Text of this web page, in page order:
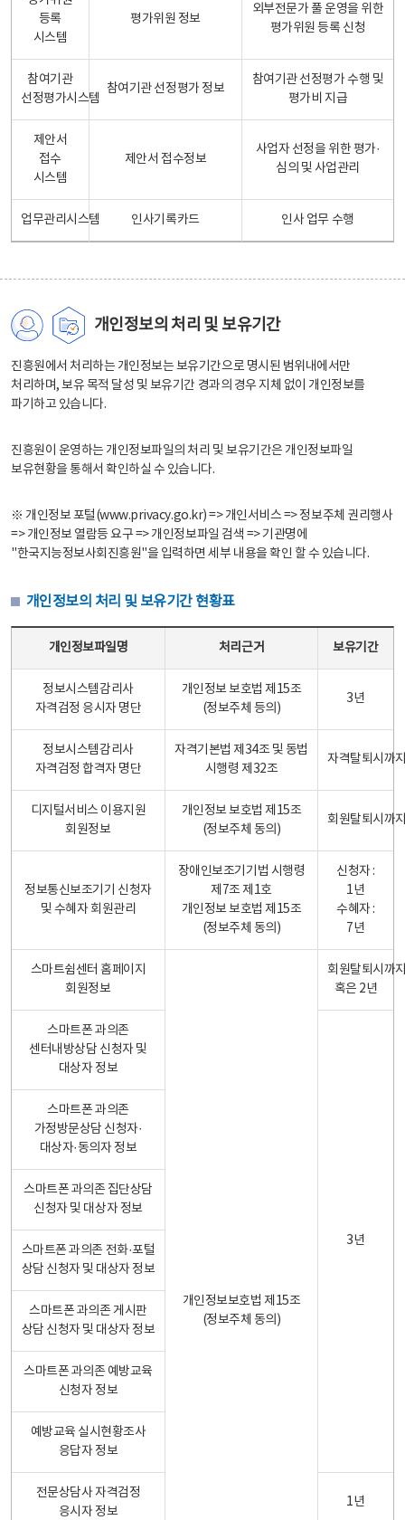
등록
시스템
평가위원 정보
외부전문가 풀 운영을 위한
평가위원 등록 신청
참여기관
선정평가시스템
참여기관 선정평가 정보
참여기관 선정평가 수행 및
평가비 지급
제안서
접수
시스템
제안서 접수정보
사업자 선정을 위한 평가·
심의 및 사업관리
업무관리시스템 인사기록카드 인사 업무 수행
개인정보의 처리 및 보유기간
진흥원에서 처리하는 개인정보는 보유기간으로 명시된 범위내에서만
처리하며, 보유 목적 달성 및 보유기간 경과의 경우 지체 없이 개인정보를
파기하고 있습니다.
진흥원이 운영하는 개인정보파일의 처리 및 보유기간은 개인정보파일
보유현황을 통해서 확인하실 수 있습니다.
※ 개인정보 포털(www.privacy.go.kr) => 개인서비스 => 정보주체 권리행사
=> 개인정보 열람등 요구 => 개인정보파일 검색 => 기관명에
"한국지능정보사회진흥원"을 입력하면 세부 내용을 확인 할 수 있습니다.
개인정보의 처리 및 보유기간 현황표
개인정보파일명 처리근거 보유기간
정보시스템감리사
자격검정 응시자 명단
개인정보 보호법 제15조
(정보주체 등의)
3년
정보시스템감리사
자격검정 합격자 명단
자격기본법 제34조 및 동법
시행령 제32조
자격탈퇴시까
디지털서비스 이용지원
회원정보
개인정보 보호법 제15조
(정보주체 동의)
회원탈퇴시까
정보통신보조기기 신청자
및 수혜자 회원관리
장애인보조기기법 시행령
제7조 제1호
개인정보 보호법 제15조
(정보주체 동의)
신청자 :
1년
수혜자 :
7년
스마트쉼센터 홈페이지
회원정보
개인정보보호법 제15조
(정보주체 동의)
회원탈퇴시까
혹은 2년
스마트폰 과의존
센터내방상담 신청자 및
대상자 정보
3년
스마트폰 과의존
가정방문상담 신청자·
대상자·동의자 정보
스마트폰 과의존 집단상담
신청자 및 대상자 정보
스마트폰 과의존 전화·포털
상담 신청자 및 대상자 정보
스마트폰 과의존 게시판
상담 신청자 및 대상자 정보
스마트폰 과의존 예방교육
신청자 정보
예방교육 실시현황조사
응답자 정보
전문상담사 자격검정
응시자 정보
1년